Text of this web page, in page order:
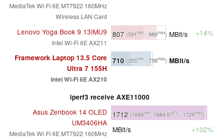
MediaTek Wi-Fi 6E MT7922 160MHz
Wireless LAN Card
Lenovo Yoga Book 9 13IMU9
Intel Wi-Fi 6E AX211
807 (591min - 989max) MBit/s +14%
Framework Laptop 13.5 Core
Ultra 7 155H
Intel Wi-Fi 6E AX210
710 (355min- 758max) MBit/s
iperf3 receive AXE11000
Asus Zenbook 14 OLED
UM3406HA
MediaTek Wi-Fi 6E MT7922 160MHz
1712 (1684min, 1684.87P1 - 1729max)
MBit/s +102%